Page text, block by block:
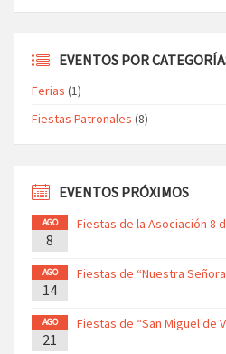
EVENTOS POR
Ferias (1)
Fiestas Patronales (8)
EVENTOS PRÓXIMOS
AGO
8
Fiestas de la Asociación 8
AGO
14
Fiestas de “Nuestra
AGO
21
Fiestas de “San Miguel de